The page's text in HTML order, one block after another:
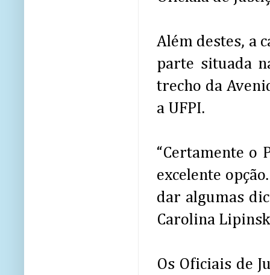
Além destes, a
parte situada
trecho da
a UFPI.
“Certamente o
excelente
dar algumas
Carolina
Os Oficiais de